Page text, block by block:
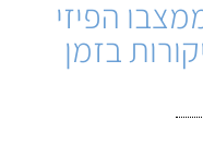
הפיזי
בזמן